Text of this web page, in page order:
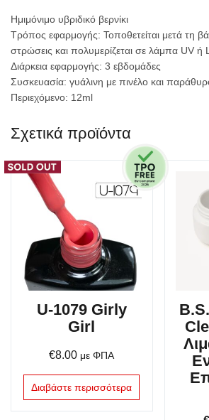
Ημιμόνιμο υβριδικό βερνίκι
Τρόπος εφαρμογής: Τοποθετείται μετά τη
στρώσεις και πολυμερίζεται σε λάμπα UV ή
Διάρκεια εφαρμογής: 3 εβδομάδες
Συσκευασία: γυάλινη με πινέλο και
Περιεχόμενο: 12ml
Σχετικά προϊόντα
U-1079 Girly
Girl
€8.00 με ΦΠΑ
Διαβάστε περισσότερα